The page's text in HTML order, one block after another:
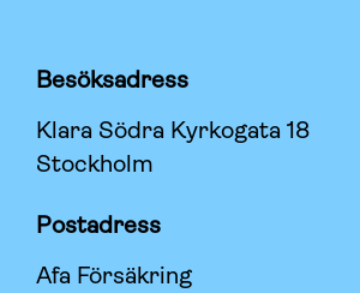
Besöksadress
Klara Södra Kyrkogata 18
Stockholm
Postadress
Afa Försäkring